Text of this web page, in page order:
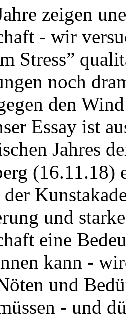
zeigen
- wir
Stress”
noch
den
Essay ist
Jahres
(16.11.18)
und
eine
kann -
und
- und